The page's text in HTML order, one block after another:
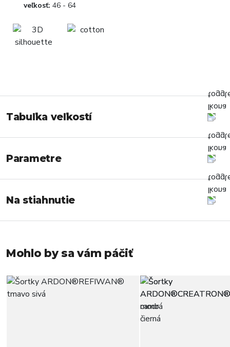
veľkosť: 46 - 64
Tabuľka veľkostí
Parametre
Na stiahnutie
Mohlo by sa vám páčiť